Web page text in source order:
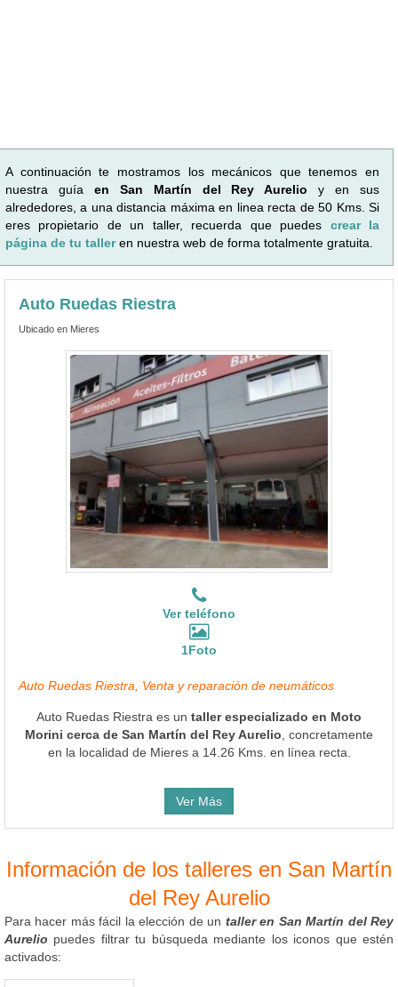
A continuación te mostramos los mecánicos que tenemos en
nuestra guía en San Martín del Rey Aurelio y en sus
alrededores, a una distancia máxima en linea recta de 50 Kms. Si
eres propietario de un taller, recuerda que puedes crear la
página de tu talleren nuestra web de forma totalmente gratuita.
Auto Ruedas Riestra
Ubicado en Mieres
Ver teléfono
1Foto
Auto Ruedas Riestra, Venta y reparación de neumáticos
Auto Ruedas Riestra es un taller especializado en Moto
Morini cerca de San Martín del Rey Aurelio , concretamente
en la localidad de Mieres a 14.26 Kms. en línea recta.
Ver Más
Información de los talleres en San Martín
del Rey Aurelio
Para hacer más fácil la elección de un taller en San Martín del Rey
Aurelio puedes filtrar tu búsqueda mediante los iconos que estén
activados: